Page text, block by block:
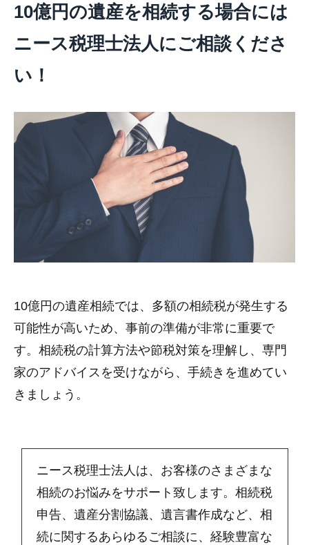
10億円の遺産を相続する場合には
ニース税理士法人にご相談くださ
い！
10億円の遺産相続では、多額の相続税が発生する
可能性が高いため、事前の準備が非常に重要で
す。相続税の計算方法や節税対策を理解し、専門
家のアドバイスを受けながら、手続きを進めてい
きましょう。
ニース税理士法人は、お客様のさまざまな
相続のお悩みをサポート致します。相続税
申告、遺産分割協議、遺言書作成など、相
続に関するあらゆるご相談に、経験豊富な